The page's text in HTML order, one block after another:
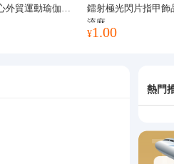
外貿運動瑜伽服
鐳射極光閃片指甲飾
流麻
¥1.00
熱門